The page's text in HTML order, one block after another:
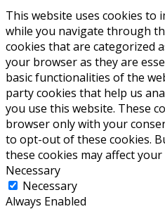
This website uses cookies to
while you navigate through
cookies that are categorized
your browser as they are
basic functionalities of the
party cookies that help us
you use this website. These
browser only with your
to opt-out of these cookies.
these cookies may affect
Necessary
Necessary
Always Enabled